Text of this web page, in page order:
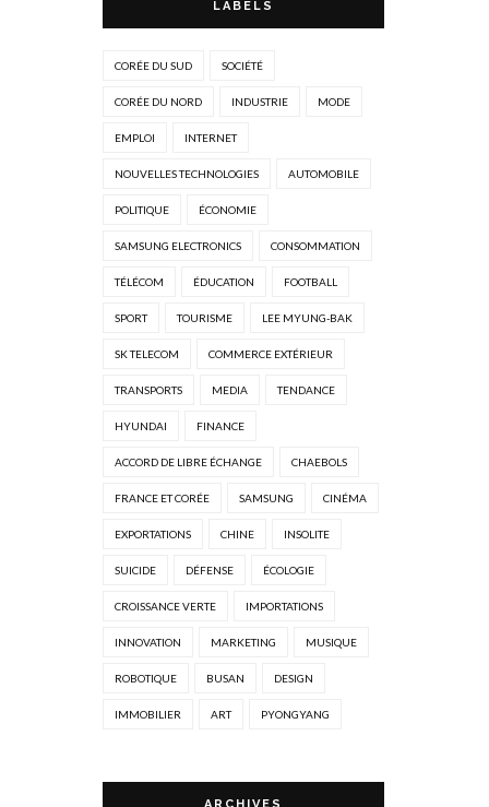
LABELS
CORÉE DU SUD SOCIÉTÉ
CORÉE DU NORD INDUSTRIE MODE
EMPLOI INTERNET
NOUVELLES TECHNOLOGIES AUTOMOBILE
POLITIQUE ÉCONOMIE
SAMSUNG ELECTRONICS CONSOMMATION
TÉLÉCOM ÉDUCATION FOOTBALL
SPORT TOURISME LEE MYUNG-BAK
SK TELECOM COMMERCE EXTÉRIEUR
TRANSPORTS MEDIA TENDANCE
HYUNDAI FINANCE
ACCORD DE LIBRE ÉCHANGE CHAEBOLS
FRANCE ET CORÉE SAMSUNG CINÉMA
EXPORTATIONS CHINE INSOLITE
SUICIDE DÉFENSE ÉCOLOGIE
CROISSANCE VERTE IMPORTATIONS
INNOVATION MARKETING MUSIQUE
ROBOTIQUE BUSAN DESIGN
IMMOBILIER ART PYONGYANG